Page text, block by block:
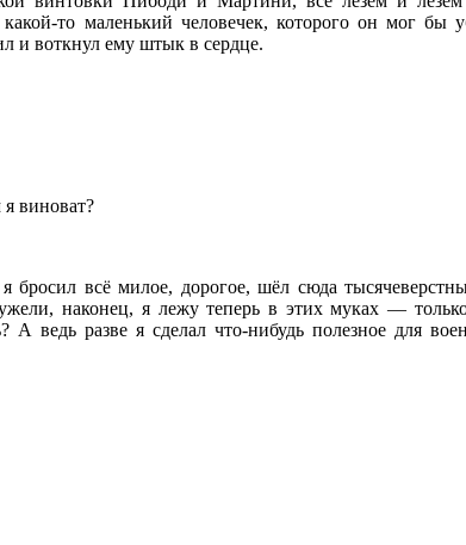
то маленький человечек, которого он мог бы
и воткнул ему штык в сердце.
виноват?
всё милое, дорогое, шёл сюда
наконец, я лежу теперь в этих муках —
А ведь разве я сделал что-нибудь полезное для